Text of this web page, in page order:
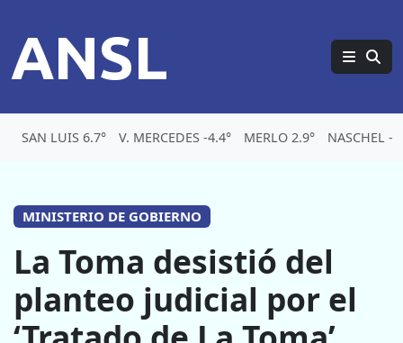
ANSL
SAN LUIS 6.7° V. MERCEDES -4.4° MERLO 2.9° NASCHEL -
MINISTERIO DE GOBIERNO
La Toma desistió del
planteo judicial por el